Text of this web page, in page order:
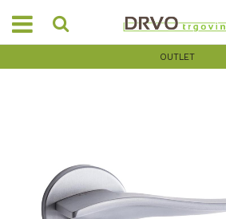
OUTLET